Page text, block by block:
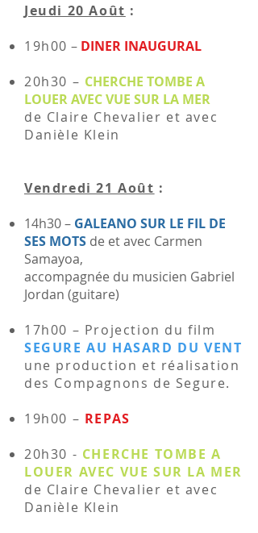
Jeudi 20 Août :
19h00 – DINER INAUGURAL
20h30 – CHERCHE TOMBE A
LOUER AVEC VUE SUR LA MER
de Claire Chevalier et avec
Danièle Klein
Vendredi 21 Août :
14h30 – GALEANO SUR LE FIL DE
SES MOTS de et avec Carmen
Samayoa,
accompagnée du musicien Gabriel
Jordan (guitare)
17h00 – Projection du film
SEGURE AU HASARD DU VENT
une production et réalisation
des Compagnons de Segure.
19h00 – REPAS
20h30 - CHERCHE TOMBE A
LOUER AVEC VUE SUR LA MER
de Claire Chevalier et avec
Danièle Klein